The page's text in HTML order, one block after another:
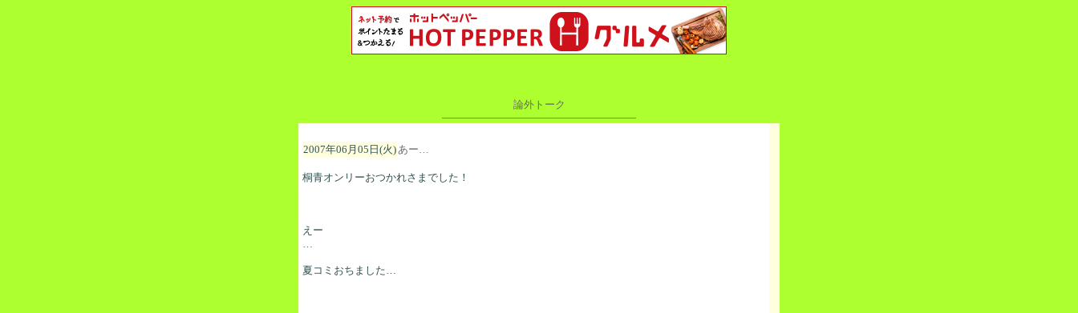
論外トーク
2007年06月05日(火)あー…
桐青オンリーおつかれさまでした！
えー
…
夏コミおちました…